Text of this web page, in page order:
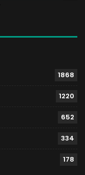
1868
1220
652
334
178